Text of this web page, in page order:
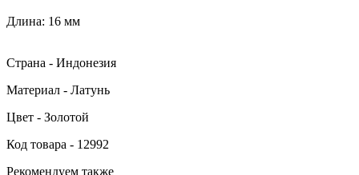
Длина: 16 мм
Страна - Индонезия
Материал - Латунь
Цвет - Золотой
Код товара - 12992
Рекомендуем также